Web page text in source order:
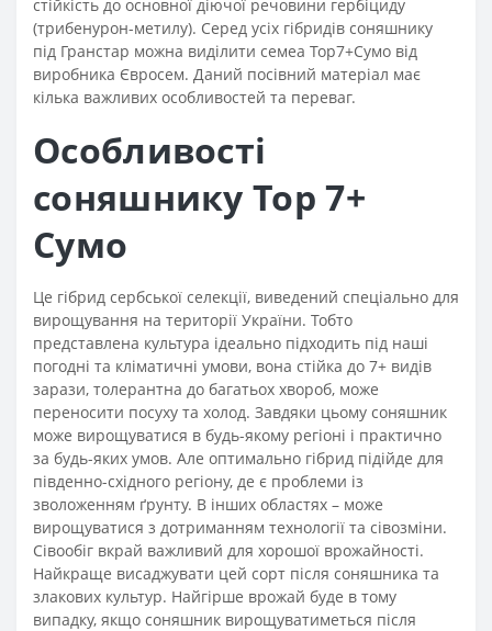
стійкість до основної діючої речовини гербіциду
(трибенурон-метилу). Серед усіх гібридів соняшнику
під Гранстар можна виділити семеа Тор7+Сумо від
виробника Євросем. Даний посівний матеріал має
кілька важливих особливостей та переваг.
Особливості
соняшнику Тор 7+
Сумо
Це гібрид сербської селекції, виведений спеціально для
вирощування на території України. Тобто
представлена культура ідеально підходить під наші
погодні та кліматичні умови, вона стійка до 7+ видів
зарази, толерантна до багатьох хвороб, може
переносити посуху та холод. Завдяки цьому соняшник
може вирощуватися в будь-якому регіоні і практично
за будь-яких умов. Але оптимально гібрид підійде для
південно-східного регіону, де є проблеми із
зволоженням ґрунту. В інших областях – може
вирощуватися з дотриманням технології та сівозміни.
Сівообіг вкрай важливий для хорошої врожайності.
Найкраще висаджувати цей сорт після соняшника та
злакових культур. Найгірше врожай буде в тому
випадку, якщо соняшник вирощуватиметься після